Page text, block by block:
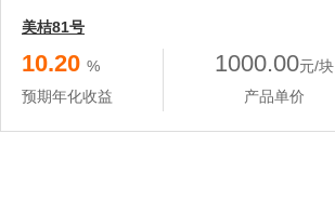
美桔81号
10.20 %
预期年化收益
1000.00元/块
产品单价